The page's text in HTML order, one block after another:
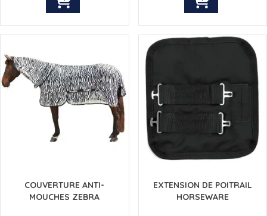
Ce
a
Les
options
peuvent
produit
Ce
a
options
peuvent
choisies
la
produit
COUVERTURE ANTI-
MOUCHES ZEBRA
EXTENSION DE POITRAIL
HORSEWARE